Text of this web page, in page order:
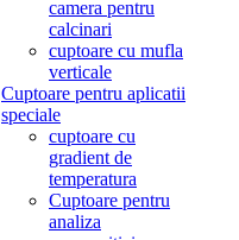
camera pentru
calcinari
cuptoare cu mufla
verticale
Cuptoare pentru aplicatii
speciale
cuptoare cu
gradient de
temperatura
Cuptoare pentru
analiza